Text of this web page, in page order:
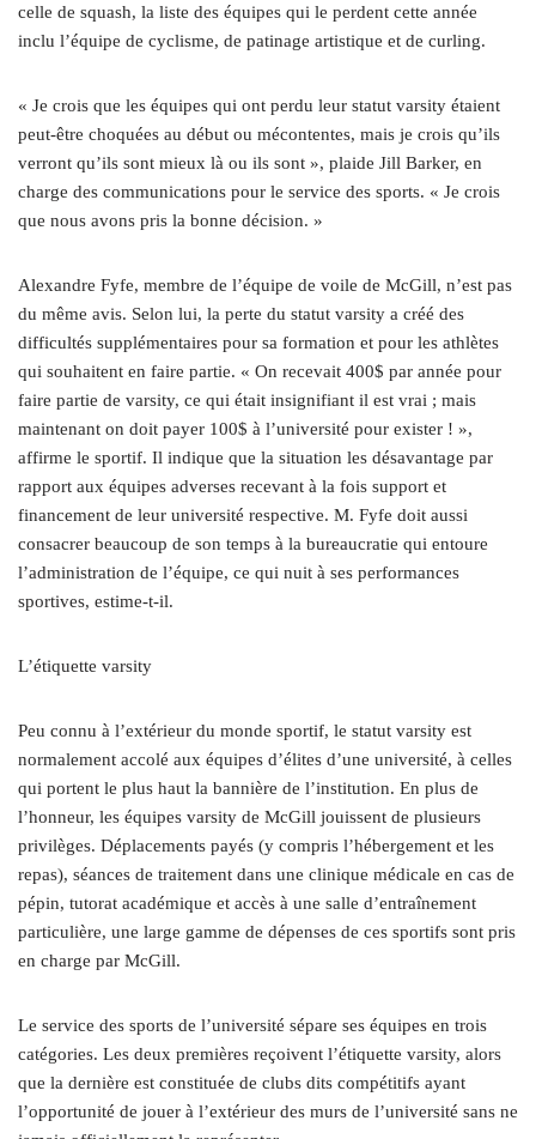
celle de squash, la liste des équipes qui le perdent cette année
inclu l’équipe de cyclisme, de patinage artistique et de curling.
« Je crois que les équipes qui ont perdu leur statut varsity étaient
peut-être choquées au début ou mécontentes, mais je crois qu’ils
verront qu’ils sont mieux là ou ils sont », plaide Jill Barker, en
charge des communications pour le service des sports. « Je crois
que nous avons pris la bonne décision. »
Alexandre Fyfe, membre de l’équipe de voile de McGill, n’est pas
du même avis. Selon lui, la perte du statut varsity a créé des
difficultés supplémentaires pour sa formation et pour les athlètes
qui souhaitent en faire partie. « On recevait 400$ par année pour
faire partie de varsity, ce qui était insignifiant il est vrai ; mais
maintenant on doit payer 100$ à l’université pour exister ! »,
affirme le sportif. Il indique que la situation les désavantage par
rapport aux équipes adverses recevant à la fois support et
financement de leur université respective. M. Fyfe doit aussi
consacrer beaucoup de son temps à la bureaucratie qui entoure
l’administration de l’équipe, ce qui nuit à ses performances
sportives, estime-t-il.
L’étiquette varsity
Peu connu à l’extérieur du monde sportif, le statut varsity est
normalement accolé aux équipes d’élites d’une université, à celles
qui portent le plus haut la bannière de l’institution. En plus de
l’honneur, les équipes varsity de McGill jouissent de plusieurs
privilèges. Déplacements payés (y compris l’hébergement et les
repas), séances de traitement dans une clinique médicale en cas de
pépin, tutorat académique et accès à une salle d’entraînement
particulière, une large gamme de dépenses de ces sportifs sont pris
en charge par McGill.
Le service des sports de l’université sépare ses équipes en trois
catégories. Les deux premières reçoivent l’étiquette varsity, alors
que la dernière est constituée de clubs dits compétitifs ayant
l’opportunité de jouer à l’extérieur des murs de l’université sans ne